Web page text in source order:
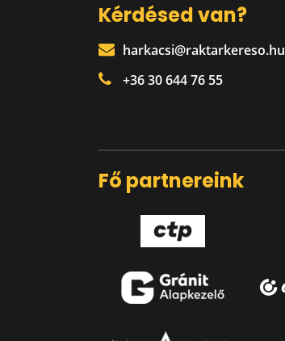
Kérdésed van?
harkacsi@raktarkereso.hu
+36 30 644 76 55
Fő partnereink